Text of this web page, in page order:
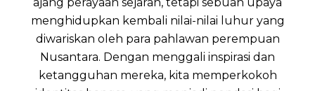
menghidupkan kembali nilai-nilai luhur yang
diwariskan oleh para pahlawan perempuan
Nusantara. Dengan menggali inspirasi dan
ketangguhan mereka, kita memperkokoh